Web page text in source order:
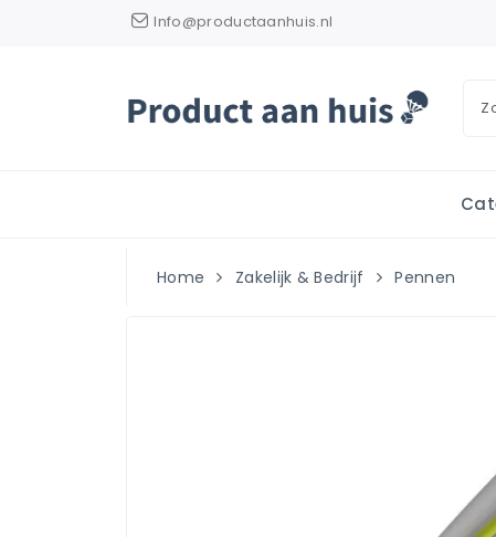
Info@productaanhuis.nl
Home Zakelijk & Bedrijf Pennen